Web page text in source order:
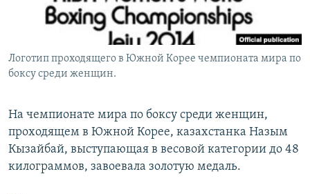
Логотип проходящего в Южной Корее чемпионата мира по
боксу среди женщин.
На чемпионате мира по боксу среди женщин,
проходящем в Южной Корее, казахстанка Назым
Кызайбай, выступающая в весовой категории до 48
килограммов, завоевала золотую медаль.